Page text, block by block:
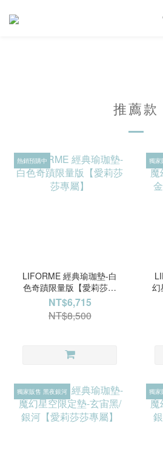
推薦款
熱銷預購中
LIFORME 經典瑜珈墊-白
色奇蹟限量版【愛莉莎莎
專屬】
NT$6,715
NT$8,500
獨家
幻
獨家販售 黑夜銀河 獨家